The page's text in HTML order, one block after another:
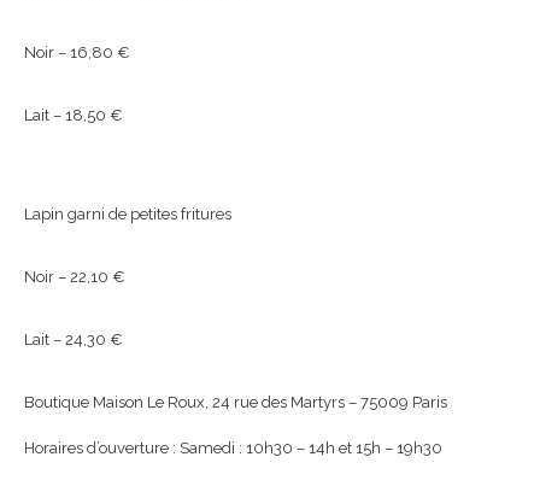
Noir – 16,80 €
Lait – 18,50 €
Lapin garni de petites fritures
Noir – 22,10 €
Lait – 24,30 €
Boutique Maison Le Roux, 24 rue des Martyrs – 75009 Paris
Horaires d’ouverture : Samedi : 10h30 – 14h et 15h – 19h30